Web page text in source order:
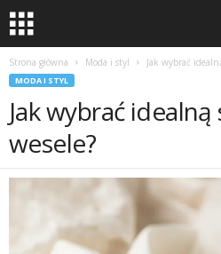
Strona główna Moda i styl Jak wybrać
MODA I STYL
Jak wybrać
wesele?